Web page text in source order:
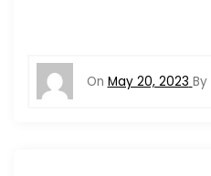
On May 20, 2023 By